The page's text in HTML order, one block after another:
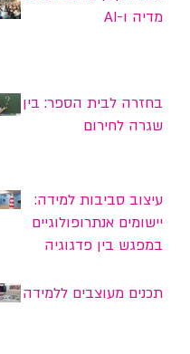
מדיה ו-AI
בחזרה לבית הספר: בין
שגרה לחירום
עיצוב סביבות למידה:
יישומים אנתרופולוגיים
במפגש בין פדגוגיה
תכנים מעוצבים ללמידה